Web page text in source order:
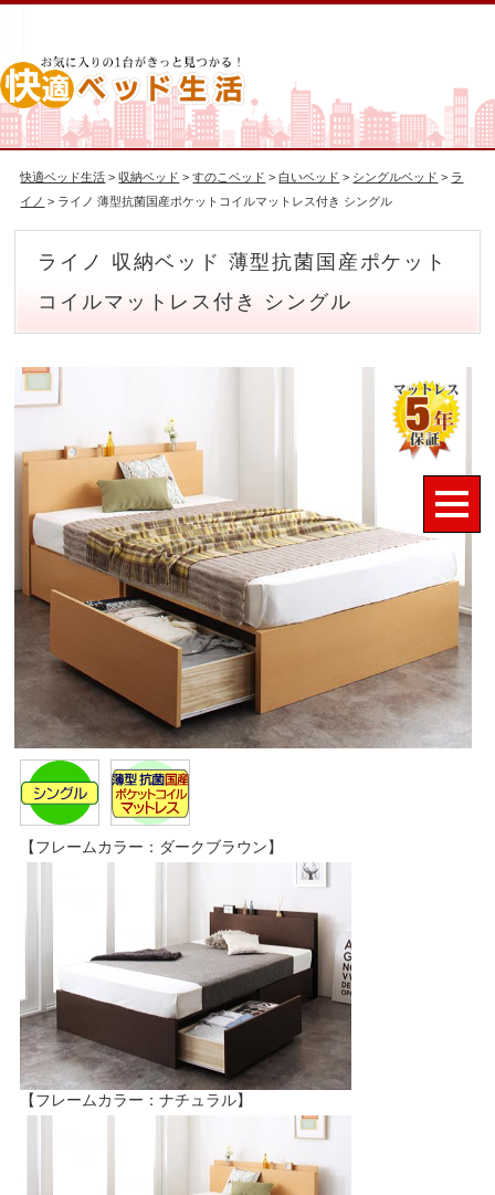
快適ベッド生活 >収納ベッド >すのこベッド >白いベッド > シングルベッド > ラ
イノ > ライノ 薄型抗菌国産ポケットコイルマットレス付き シングル
ライノ 収納ベッド 薄型抗菌国産ポケット
コイルマットレス付き シングル
【フレームカラー：ダークブラウン】
【フレームカラー：ナチュラル】